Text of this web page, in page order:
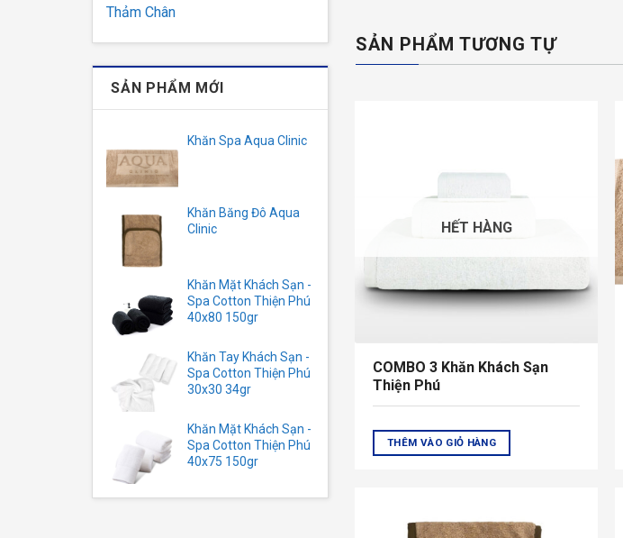
Thảm Chân
SẢN PHẨM MỚI
Khăn Spa Aqua Clinic
Khăn Băng Đô Aqua
Clinic
Khăn Mặt Khách Sạn -
Spa Cotton Thiện Phú
40x80 150gr
Khăn Tay Khách Sạn -
Spa Cotton Thiện Phú
30x30 34gr
Khăn Mặt Khách Sạn -
Spa Cotton Thiện Phú
40x75 150gr
SẢN PHẨM TƯƠNG TỰ
HẾT HÀNG
COMBO 3 Khăn Khách Sạn
Thiện Phú
THÊM VÀO GIỎ HÀNG